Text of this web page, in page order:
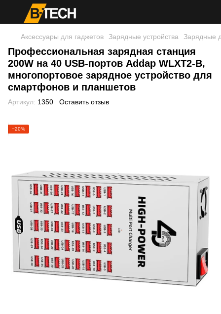
Аксессуары для гаджетов Зарядные устройства Зарядные
Профессиональная зарядная станция
200W на 40 USB-портов Addap WLXT2-B,
многопортовое зарядное устройство для
смартфонов и планшетов
Артикул: 1350 Оставить отзыв
−20%